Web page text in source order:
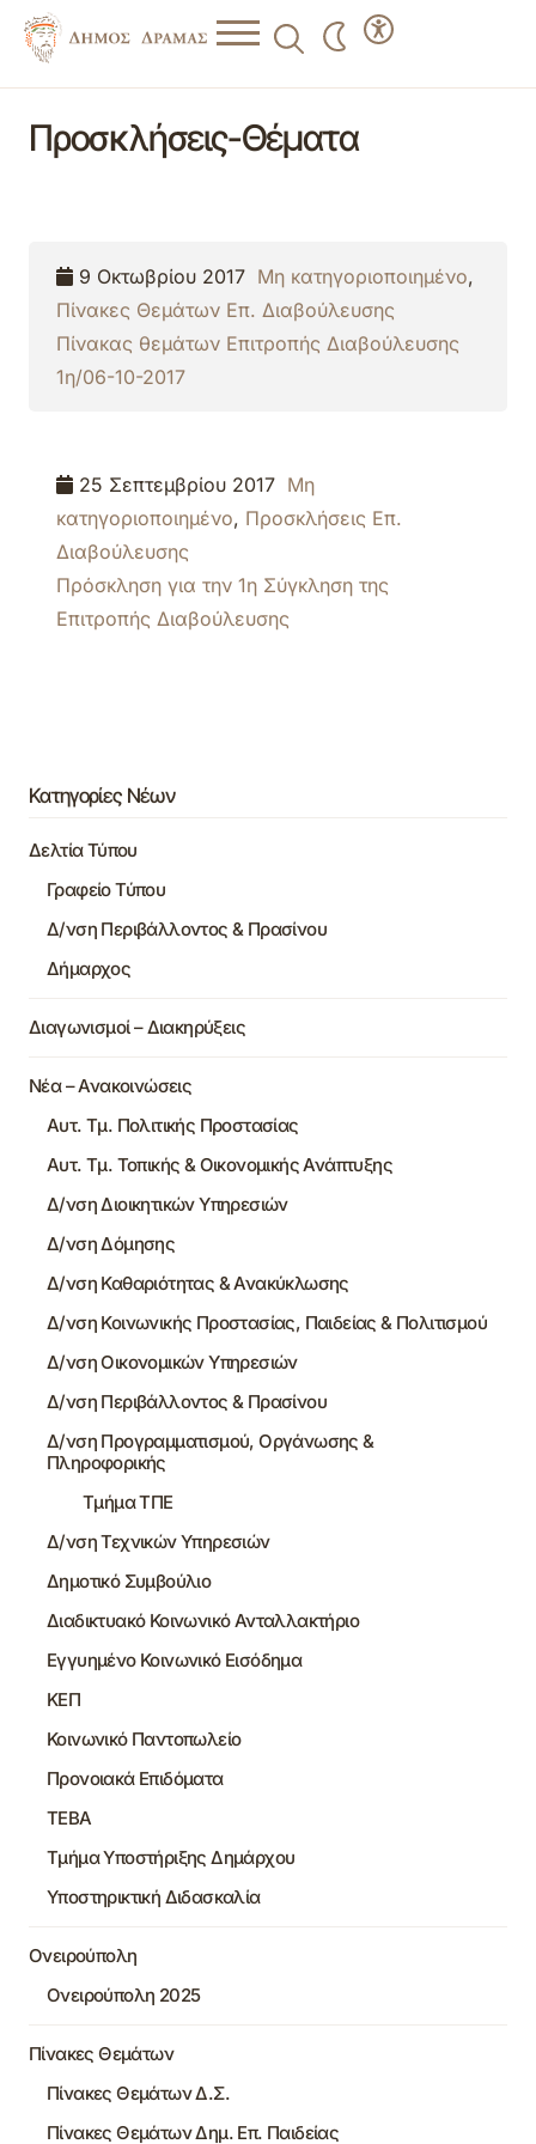
Προσκλήσεις-Θέματα
9 Οκτωβρίου 2017 Μη κατηγοριοποιημένο,
Πίνακες Θεμάτων Επ. Διαβούλευσης
Πίνακας θεμάτων Επιτροπής Διαβούλευσης
1η/06-10-2017
25 Σεπτεμβρίου 2017 Μη
κατηγοριοποιημένο, Προσκλήσεις Επ.
Διαβούλευσης
Πρόσκληση για την 1η Σύγκληση της
Επιτροπής Διαβούλευσης
Κατηγορίες Νέων
Δελτία Τύπου
Γραφείο Τύπου
Δ/νση Περιβάλλοντος & Πρασίνου
Δήμαρχος
Διαγωνισμοί – Διακηρύξεις
Νέα – Ανακοινώσεις
Αυτ. Τμ. Πολιτικής Προστασίας
Αυτ. Τμ. Τοπικής & Οικονομικής Ανάπτυξης
Δ/νση Διοικητικών Υπηρεσιών
Δ/νση Δόμησης
Δ/νση Καθαριότητας & Ανακύκλωσης
Δ/νση Κοινωνικής Προστασίας, Παιδείας & Πολιτισμού
Δ/νση Οικονομικών Υπηρεσιών
Δ/νση Περιβάλλοντος & Πρασίνου
Δ/νση Προγραμματισμού, Οργάνωσης &
Πληροφορικής
Τμήμα ΤΠΕ
Δ/νση Τεχνικών Υπηρεσιών
Δημοτικό Συμβούλιο
Διαδικτυακό Κοινωνικό Ανταλλακτήριο
Εγγυημένο Κοινωνικό Εισόδημα
ΚΕΠ
Κοινωνικό Παντοπωλείο
Προνοιακά Επιδόματα
ΤΕΒΑ
Τμήμα Υποστήριξης Δημάρχου
Υποστηρικτική Διδασκαλία
Ονειρούπολη
Ονειρούπολη 2025
Πίνακες Θεμάτων
Πίνακες Θεμάτων Δ.Σ.
Πίνακες Θεμάτων Δημ. Επ. Παιδείας